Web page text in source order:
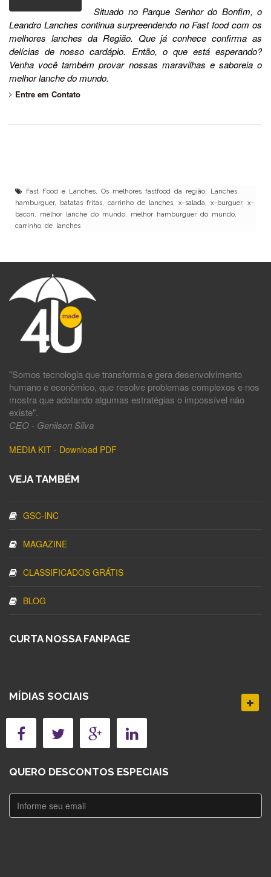
Situado no Parque Senhor do Bonfim, o
Leandro Lanches continua surpreendendo no Fast food com os
melhores lanches da Região. Que já conhece confirma as
delícias de nosso cardápio. Então, o que está esperando?
Venha você também provar nossas maravilhas e saboreia o
melhor lanche do mundo.
Entre em Contato
Fast Food e Lanches, Os melhores fastfood da região, Lanches,
hamburguer, batatas fritas, carrinho de lanches, x-salada, x-burguer, x-
bacon, melhor lanche do mundo, melhor hamburguer do mundo,
carrinho de lanches
"Somos tecnologia que transforma e gera desenvolvimento
humano e econômico, que resolve problemas complexos e nos
mostra que adotando algumas estratégias o impossível não
existe".
CEO - Genilson Silva
MEDIA KIT - Download PDF
VEJA TAMBÉM
GSC-INC
MAGAZINE
CLASSIFICADOS GRÁTIS
BLOG
CURTA NOSSA FANPAGE
MÍDIAS SOCIAIS
QUERO DESCONTOS ESPECIAIS